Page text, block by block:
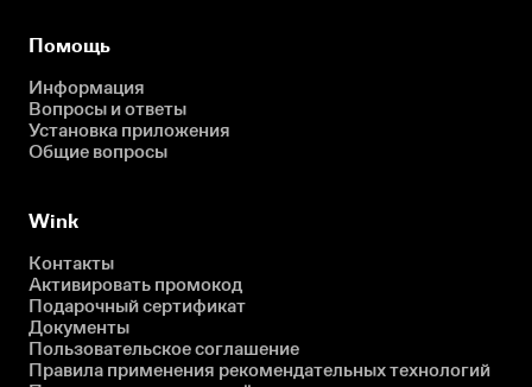
Помощь
Информация
Вопросы и ответы
Установка приложения
Общие вопросы
Wink
Контакты
Активировать промокод
Подарочный сертификат
Документы
Пользовательское соглашение
Правила применения рекомендательных технологий